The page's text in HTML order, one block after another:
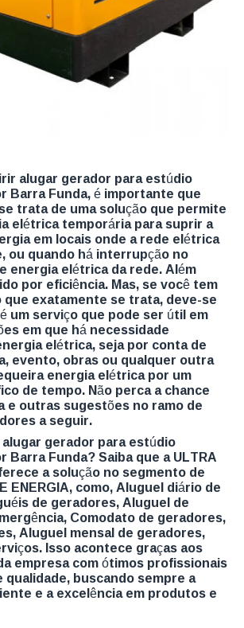
alugar gerador para estúdio
Barra Funda, é importante que
trata de uma solução que permite
elétrica temporária para suprir a
em locais onde a rede elétrica
ou quando há interrupção no
energia elétrica da rede. Além
por eficiência. Mas, se você tem
que exatamente se trata, deve-se
um serviço que pode ser útil em
em que há necessidade
elétrica, seja por conta de
evento, obras ou qualquer outra
energia elétrica por um
de tempo. Não perca a chance
e outras sugestões no ramo de
a seguir.
gerador para estúdio
Funda? Saiba que a ULTRA
a solução no segmento de
ENERGIA, como, Aluguel diário de
de geradores, Aluguel de
Comodato de geradores,
Aluguel mensal de geradores,
Isso acontece graças aos
empresa com ótimos profissionais
qualidade, buscando sempre a
e a excelência em produtos e